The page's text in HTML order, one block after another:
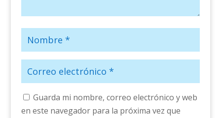
Guarda mi nombre, correo electrónico y web
en este navegador para la próxima vez que